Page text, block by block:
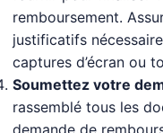
remboursement.
justificatifs
captures d’écran ou
Soumettez votre
rassemblé tous les
demande de